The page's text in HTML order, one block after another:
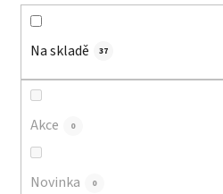
Na skladě 37
Akce 0
Novinka 0